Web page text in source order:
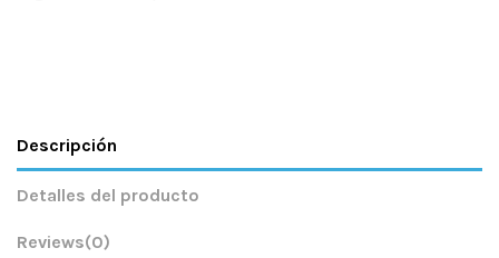
Descripción
Detalles del producto
Reviews(0)